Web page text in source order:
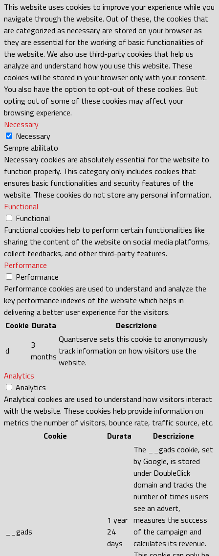
This website uses cookies to improve your experience while you
navigate through the website. Out of these, the cookies that
are categorized as necessary are stored on your browser as
they are essential for the working of basic functionalities of
the website. We also use third-party cookies that help us
analyze and understand how you use this website. These
cookies will be stored in your browser only with your consent.
You also have the option to opt-out of these cookies. But
opting out of some of these cookies may affect your
browsing experience.
Necessary
Necessary
Sempre abilitato
Necessary cookies are absolutely essential for the website to
function properly. This category only includes cookies that
ensures basic functionalities and security features of the
website. These cookies do not store any personal information.
Functional
Functional
Functional cookies help to perform certain functionalities like
sharing the content of the website on social media platforms,
collect feedbacks, and other third-party features.
Performance
Performance
Performance cookies are used to understand and analyze the
key performance indexes of the website which helps in
delivering a better user experience for the visitors.
Cookie Durata Descrizione
d
3
months
Quantserve sets this cookie to anonymously
track information on how visitors use the
website.
Analytics
Analytics
Analytical cookies are used to understand how visitors interact
with the website. These cookies help provide information on
metrics the number of visitors, bounce rate, traffic source, etc.
Cookie
Durata Descrizione
__gads
1 year
24
days
The __gads cookie, set
by Google, is stored
under DoubleClick
domain and tracks the
number of times users
see an advert,
measures the success
of the campaign and
calculates its revenue.